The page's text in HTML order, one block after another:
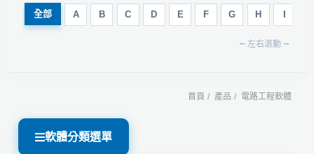
關於新永
全部 A B C D E F G H
⭠ 左右滾動 ⭢
首頁 產品 電路工程軟體
軟體分類選單